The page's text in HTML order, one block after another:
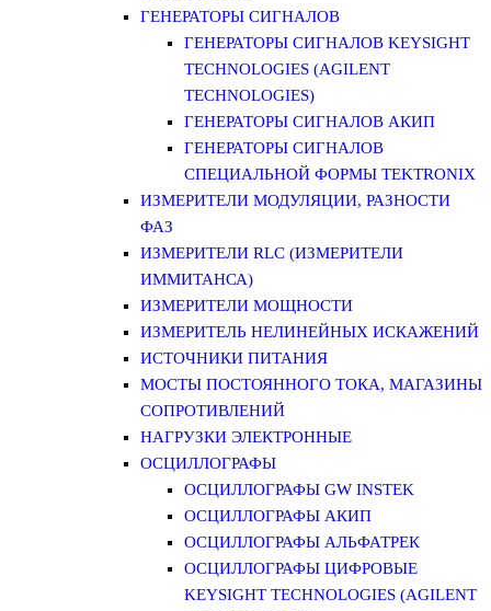
ГЕНЕРАТОРЫ СИГНАЛОВ
ГЕНЕРАТОРЫ СИГНАЛОВ KEYSIGHT
TECHNOLOGIES (AGILENT
TECHNOLOGIES)
ГЕНЕРАТОРЫ СИГНАЛОВ АКИП
ГЕНЕРАТОРЫ СИГНАЛОВ
СПЕЦИАЛЬНОЙ ФОРМЫ TEKTRONIX
ИЗМЕРИТЕЛИ МОДУЛЯЦИИ, РАЗНОСТИ
ФАЗ
ИЗМЕРИТЕЛИ RLC (ИЗМЕРИТЕЛИ
ИММИТАНСА)
ИЗМЕРИТЕЛИ МОЩНОСТИ
ИЗМЕРИТЕЛЬ НЕЛИНЕЙНЫХ ИСКАЖЕНИЙ
ИСТОЧНИКИ ПИТАНИЯ
МОСТЫ ПОСТОЯННОГО ТОКА, МАГАЗИНЫ
СОПРОТИВЛЕНИЙ
НАГРУЗКИ ЭЛЕКТРОННЫЕ
ОСЦИЛЛОГРАФЫ
ОСЦИЛЛОГРАФЫ GW INSTEK
ОСЦИЛЛОГРАФЫ АКИП
ОСЦИЛЛОГРАФЫ АЛЬФАТРЕК
ОСЦИЛЛОГРАФЫ ЦИФРОВЫЕ
KEYSIGHT TECHNOLOGIES (AGILENT